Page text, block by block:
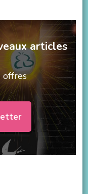
articles
offres